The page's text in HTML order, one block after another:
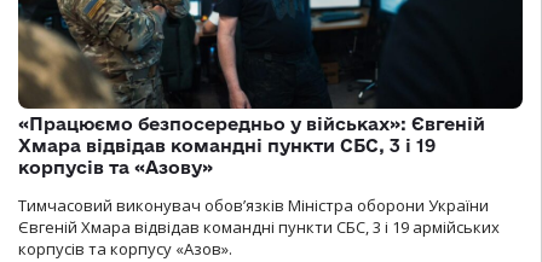
«Працюємо безпосередньо у військах»: Євгеній
Хмара відвідав командні пункти СБС, 3 і 19
корпусів та «Азову»
Тимчасовий виконувач обов’язків Міністра оборони України
Євгеній Хмара відвідав командні пункти СБС, 3 і 19 армійських
корпусів та корпусу «Азов».